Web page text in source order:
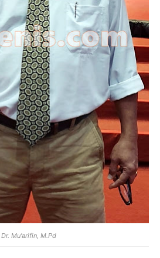
Dr. Mu'arifin, M.Pd